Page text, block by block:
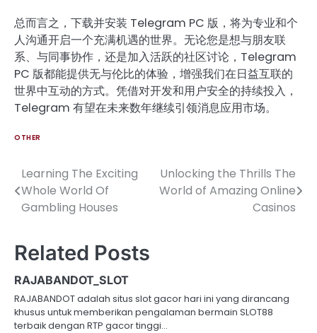
总而言之，下载并安装 Telegram PC 版，将为专业和个
人沟通开启一个充满机遇的世界。无论您是想与朋友联
系、与同事协作，还是加入活跃的社区讨论，Telegram
PC 版都能提供无与伦比的体验，增强我们在日益互联的
世界中互动的方式。凭借对开发和用户安全的持续投入，
Telegram 有望在未来数年继续引领消息应用市场。
OTHER
Post
navigation
Learning The Exciting
Whole World Of
Gambling Houses
Unlocking the Thrills The
World of Amazing Online
Casinos
Related Posts
RAJABANDOT_SLOT
RAJABANDOT adalah situs slot gacor hari ini yang dirancang
khusus untuk memberikan pengalaman bermain SLOT88
terbaik dengan RTP gacor tinggi…